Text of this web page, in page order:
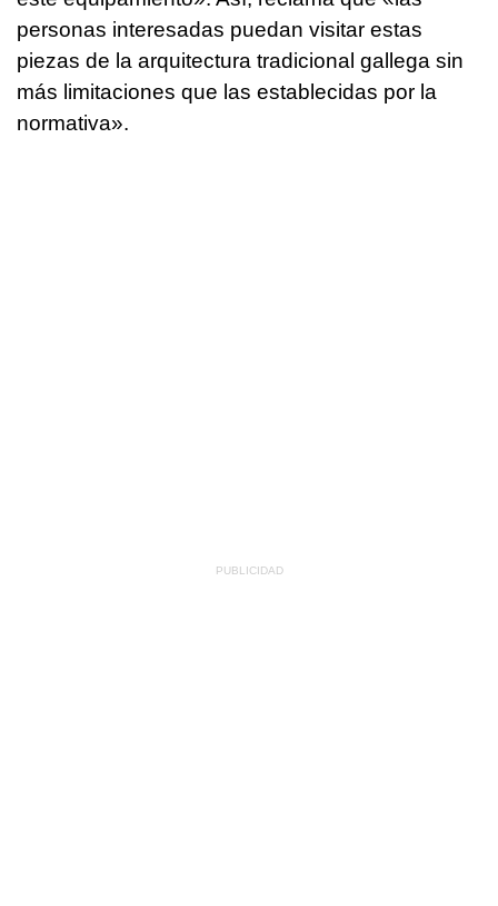
personas interesadas puedan visitar estas
piezas de la arquitectura tradicional gallega sin
más limitaciones que las establecidas por la
normativa».